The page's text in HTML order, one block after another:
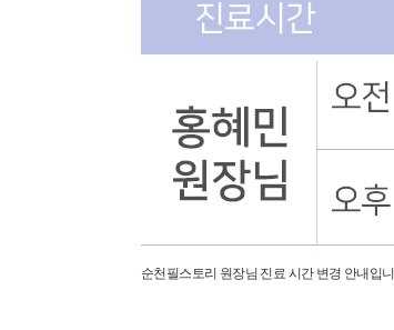
순천필스토리 원장님 진료 시간 변경 안내입